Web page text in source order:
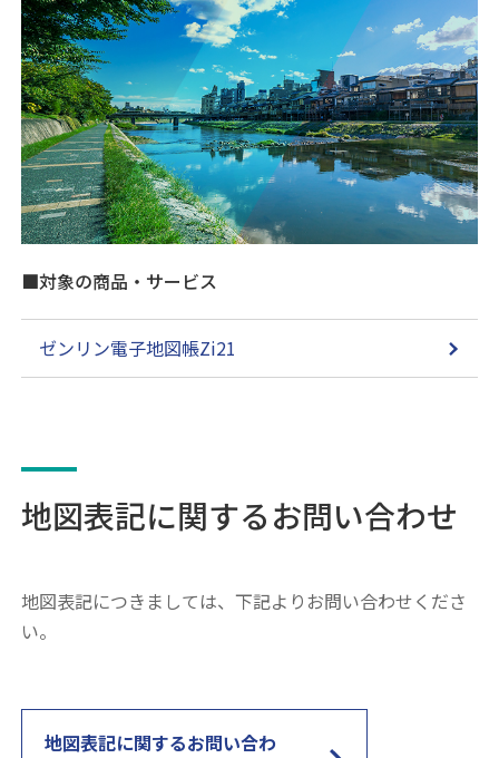
■対象の商品・サービス
ゼンリン電子地図帳Zi21
地図表記に関するお問い合わせ
地図表記につきましては、下記よりお問い合わせくださ
い。
地図表記に関するお問い合わ